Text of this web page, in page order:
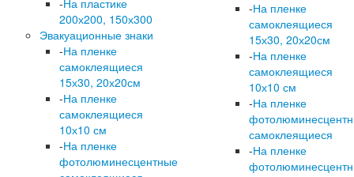
-На пластике
200х200, 150х300
Эвакуационные знаки
-На пленке
самоклеящиеся
15х30, 20х20см
-На пленке
самоклеящиеся
10х10 см
-На пленке
фотолюминесцентные
-На пленке
самоклеящиеся
15х30, 20х20см
-На пленке
самоклеящиеся
10х10 см
-На пленке
самоклеящиеся
-На пленке